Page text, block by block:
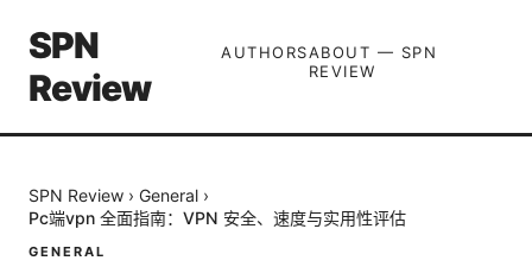
SPN
Review
AUTHORSABOUT — SPN
REVIEW
SPN Review › General ›
Pc端vpn 全面指南：VPN 安全、速度与实用性评估
GENERAL